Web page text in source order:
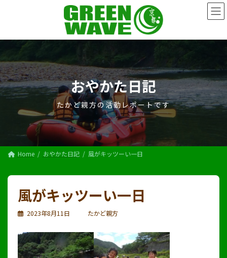
ス
キ
ッ
プ
ン
に
移
動
おやかた日記
たかど親方の活動レポートです
Home おやかた日記 風がキッツーい一日
風がキッツーい一日
2023年8月11日 たかど親方